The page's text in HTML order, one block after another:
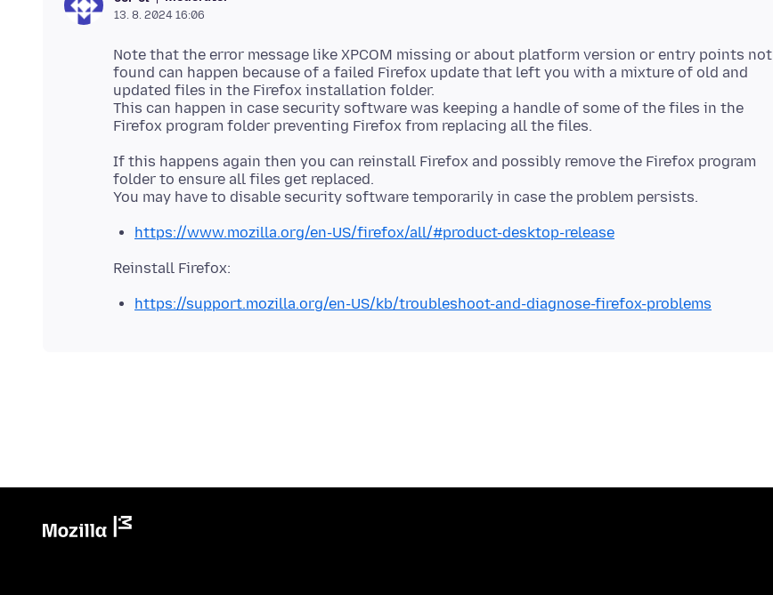
13. 8. 2024 16:06
Note that the error message like XPCOM missing or about platform version or entry points not
found can happen because of a failed Firefox update that left you with a mixture of old and
updated files in the Firefox installation folder.
This can happen in case security software was keeping a handle of some of the files in the
If this happens again then you can reinstall Firefox and possibly remove the Firefox program
folder to ensure all files get replaced.
https://www.mozilla.org/en-US/firefox/all/#product-desktop-release
https://support.mozilla.org/en-US/kb/troubleshoot-and-diagnose-firefox-problems